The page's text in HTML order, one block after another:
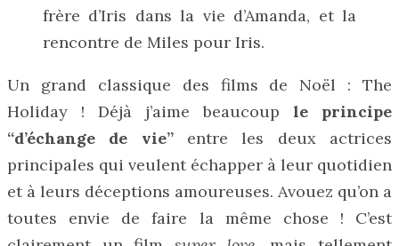
frère d’Iris dans la vie d’Amanda, et la
rencontre de Miles pour Iris.
Un grand classique des films de Noël : The
Holiday ! Déjà j’aime beaucoup le principe
“d’échange de vie”entre les deux actrices
principales qui veulent échapper à leur quotidien
et à leurs déceptions amoureuses. Avouez qu’on a
toutes envie de faire la même chose ! C’est